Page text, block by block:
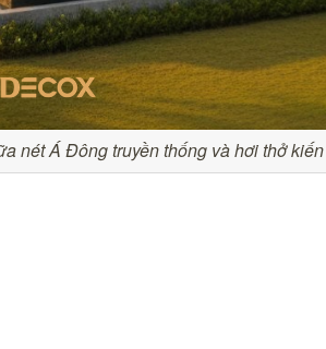
nét Á Đông truyền thống và hơi thở